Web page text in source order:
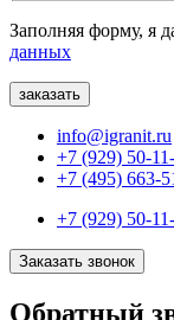
Заполняя форму, я
данных
info@igranit.ru
+7 (929) 50-
+7 (495) 663-
+7 (929) 50-
Заказать звонок
Обратный